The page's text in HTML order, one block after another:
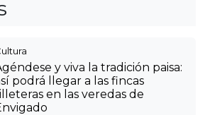
y viva la tradición paisa:
podrá llegar a las fincas
en las veredas de